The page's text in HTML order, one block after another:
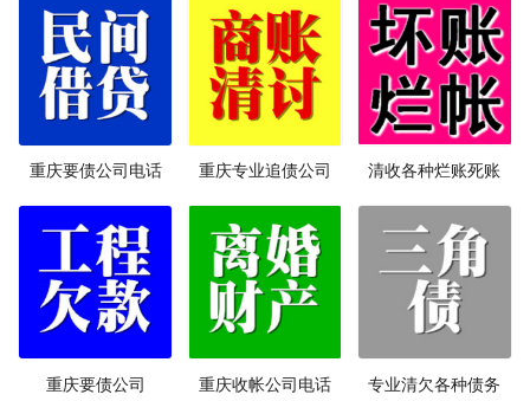
重庆要债公司电话 重庆专业追债公司 清收各种烂账死账
重庆要债公司 重庆收帐公司电话 专业清欠各种债务